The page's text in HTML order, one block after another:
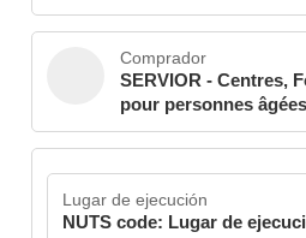
Comprador
SERVIOR - Centres,
pour personnes âgées
Lugar de ejecución
NUTS code: Lugar de